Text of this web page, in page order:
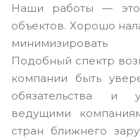
Наши работы — это
объектов. Хорошо
минимизировать
Подобный спектр
компании быть
обязательства и
ведущими
стран ближнего